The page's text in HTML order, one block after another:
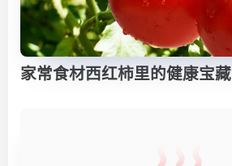
家常食材西红柿里的健康宝藏